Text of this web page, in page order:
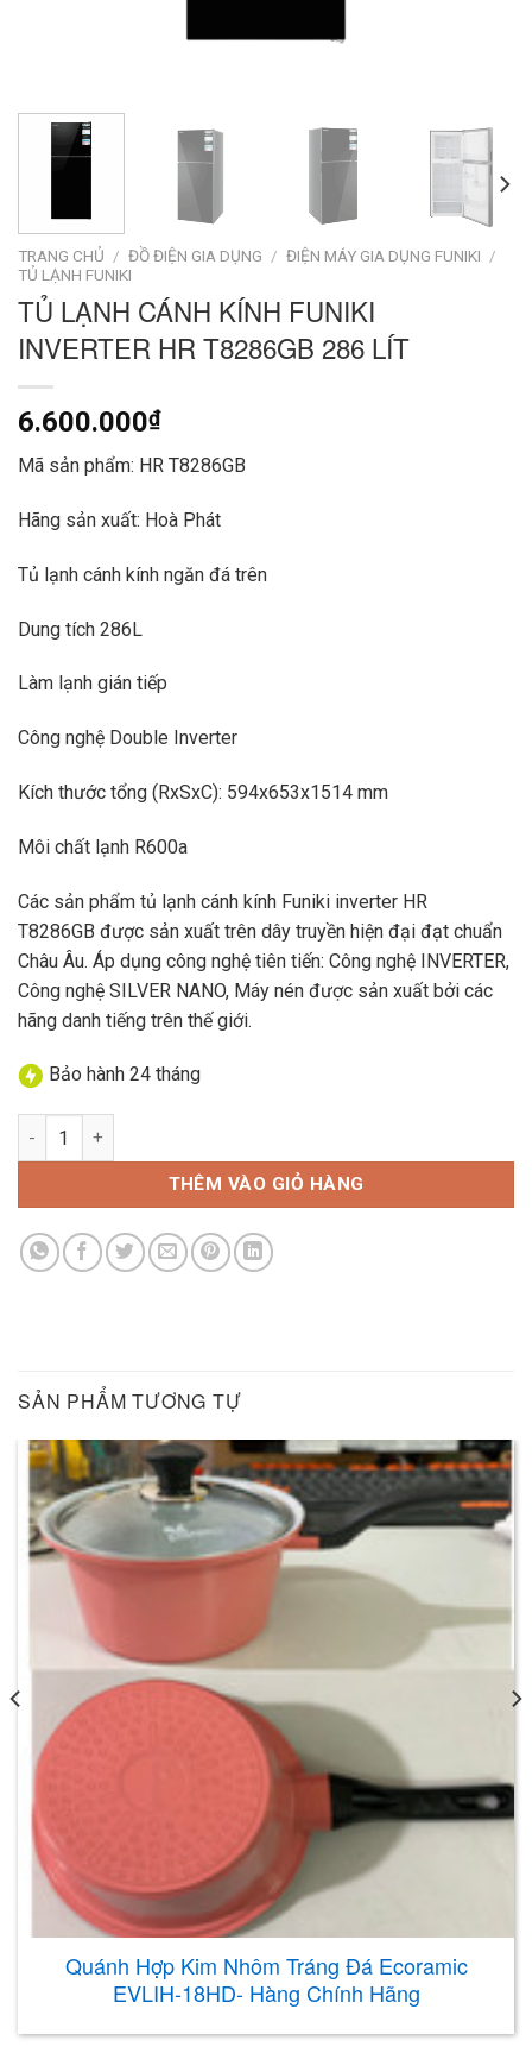
TRANG CHỦ / ĐỒ ĐIỆN GIA DỤNG / ĐIỆN MÁY GIA DỤNG FUNIKI /
TỦ LẠNH FUNIKI
TỦ LẠNH CÁNH KÍNH FUNIKI
INVERTER HR T8286GB 286 LÍT
6.600.000₫
Mã sản phẩm: HR T8286GB
Hãng sản xuất: Hoà Phát
Tủ lạnh cánh kính ngăn đá trên
Dung tích 286L
Làm lạnh gián tiếp
Công nghệ Double Inverter
Kích thước tổng (RxSxC): 594x653x1514 mm
Môi chất lạnh R600a
Các sản phẩm tủ lạnh cánh kính Funiki inverter HR
T8286GB được sản xuất trên dây truyền hiện đại đạt chuẩn
Châu Âu. Áp dụng công nghệ tiên tiến: Công nghệ INVERTER,
Công nghệ SILVER NANO, Máy nén được sản xuất bởi các
hãng danh tiếng trên thế giới.
Bảo hành 24 tháng
Tủ lạnh cánh kính Funiki Inverter HR T8286GB 286 lít số lượng
THÊM VÀO GIỎ HÀNG
SẢN PHẨM TƯƠNG TỰ
Quánh Hợp Kim Nhôm Tráng Đá Ecoramic
EVLIH-18HD- Hàng Chính Hãng